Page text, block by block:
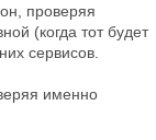
проверяя
(когда тот будет
сервисов.
именно